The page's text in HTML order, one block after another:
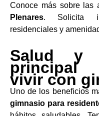
Conoce más sobre las
Plenares. Solicita
residenciales y
Salud y
principal
vivir con
Uno de los beneficios
gimnasio para